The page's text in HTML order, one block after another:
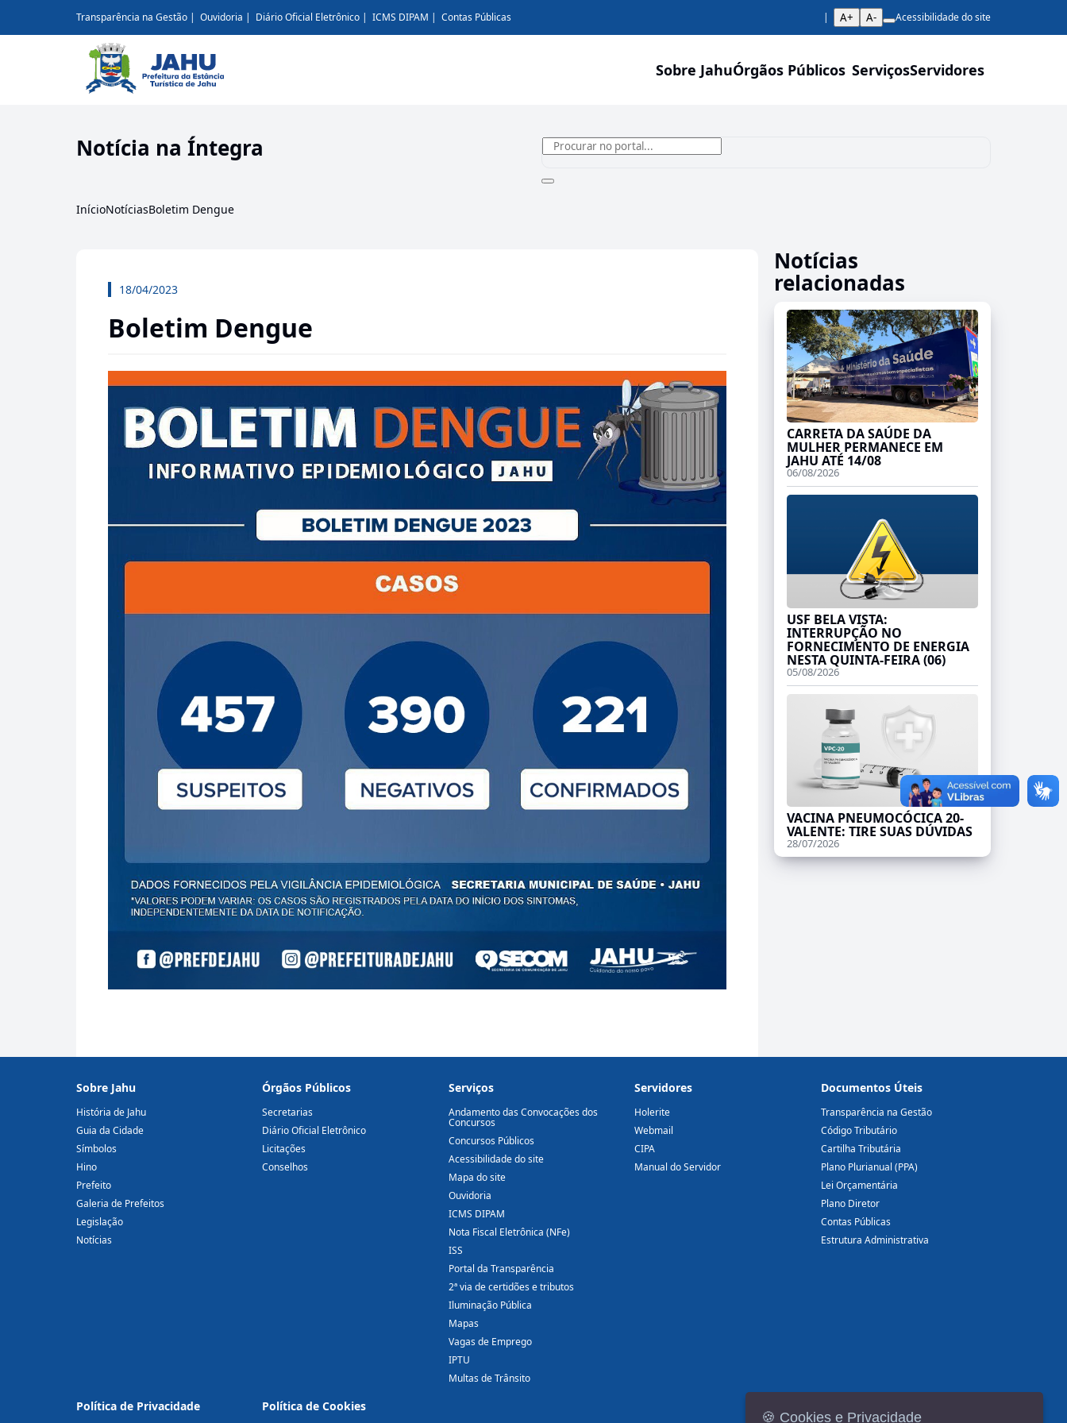
Transparência na Gestão Ouvidoria Diário Oficial Eletrônico ICMS DIPAM Contas Públicas A+ A- Acessibilidade do site
Sobre JahuÓrgãos Públicos ServiçosServidores
Notícia na Íntegra
InícioNotíciasBoletim Dengue
18/04/2023
Boletim Dengue
Notícias
relacionadas
CARRETA DA SAÚDE DA
MULHER PERMANECE EM
JAHU ATÉ 14/08
06/08/2026
USF BELA VISTA:
INTERRUPÇÃO NO
FORNECIMENTO DE ENERGIA
NESTA QUINTA-FEIRA (06)
05/08/2026
VACINA PNEUMOCÓCICA 20-
VALENTE: TIRE SUAS DÚVIDAS
28/07/2026
Sobre Jahu
História de Jahu
Guia da Cidade
Símbolos
Hino
Prefeito
Galeria de Prefeitos
Legislação
Notícias
Órgãos Públicos
Secretarias
Diário Oficial Eletrônico
Licitações
Conselhos
Serviços
Andamento das Convocações dos
Concursos
Concursos Públicos
Acessibilidade do site
Mapa do site
Ouvidoria
ICMS DIPAM
Nota Fiscal Eletrônica (NFe)
ISS
Portal da Transparência
2ª via de certidões e tributos
Iluminação Pública
Mapas
Vagas de Emprego
IPTU
Multas de Trânsito
Servidores
Holerite
Webmail
CIPA
Manual do Servidor
Documentos Úteis
Transparência na Gestão
Código Tributário
Cartilha Tributária
Plano Plurianual (PPA)
Lei Orçamentária
Plano Diretor
Contas Públicas
Estrutura Administrativa
Política de Privacidade Política de Cookies
🍪 Cookies e Privacidade